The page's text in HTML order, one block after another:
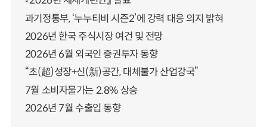
과기정통부, ‘누누티비 시즌2’에 강력 대응 의지 밝혀
2026년 한국 주식시장 여건 및 전망
2026년 6월 외국인 증권투자 동향
“초(超)성장+신(新)공간, 대체불가 산업강국”
7월 소비자물가는 2.8% 상승
2026년 7월 수출입 동향